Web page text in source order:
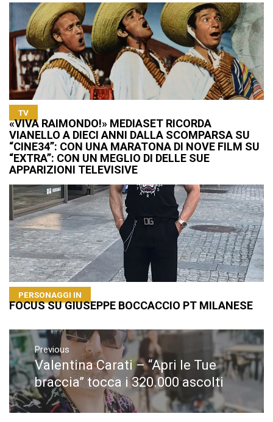
TV
«VIVA RAIMONDO!» MEDIASET RICORDA
VIANELLO A DIECI ANNI DALLA SCOMPARSA SU
“CINE34”: CON UNA MARATONA DI NOVE FILM SU
“EXTRA”: CON UN MEGLIO DI DELLE SUE
APPARIZIONI TELEVISIVE
PERSONAGGI IN
FOCUS SU GIUSEPPE BOCCACCIO PT MILANESE
Navigazione
articoli
Previous
Previous
post:
Valentina Carati – “Apri le Tue
braccia” tocca i 320.000 ascolti